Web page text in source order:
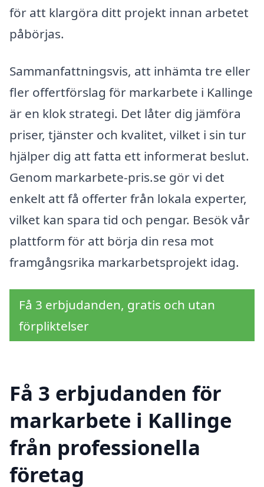
för att klargöra ditt projekt innan arbetet
påbörjas.
Sammanfattningsvis, att inhämta tre eller
fler offertförslag för markarbete i Kallinge
är en klok strategi. Det låter dig jämföra
priser, tjänster och kvalitet, vilket i sin tur
hjälper dig att fatta ett informerat beslut.
Genom markarbete-pris.se gör vi det
enkelt att få offerter från lokala experter,
vilket kan spara tid och pengar. Besök vår
plattform för att börja din resa mot
framgångsrika markarbetsprojekt idag.
Få 3 erbjudanden, gratis och utan
förpliktelser
Få 3 erbjudanden för
markarbete i Kallinge
från professionella
företag